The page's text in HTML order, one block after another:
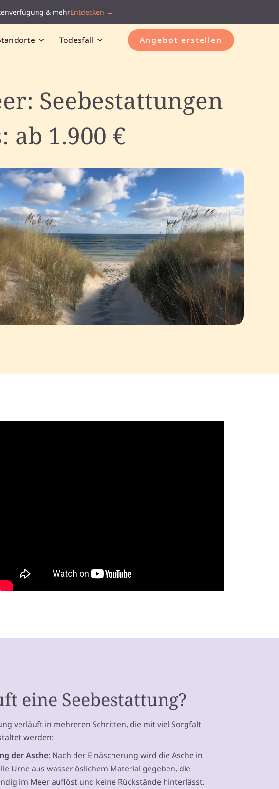
& mehrEntdecken →
Todesfall Angebot erstellen
Seebestattungen
ab 1.900 €
eine Seebestattung?
verläuft in mehreren Schritten, die mit viel Sorgfalt
werden:
der Asche: Nach der Einäscherung wird die Asche in
Urne aus wasserlöslichem Material gegeben, die
im Meer auflöst und keine Rückstände hinterlässt.